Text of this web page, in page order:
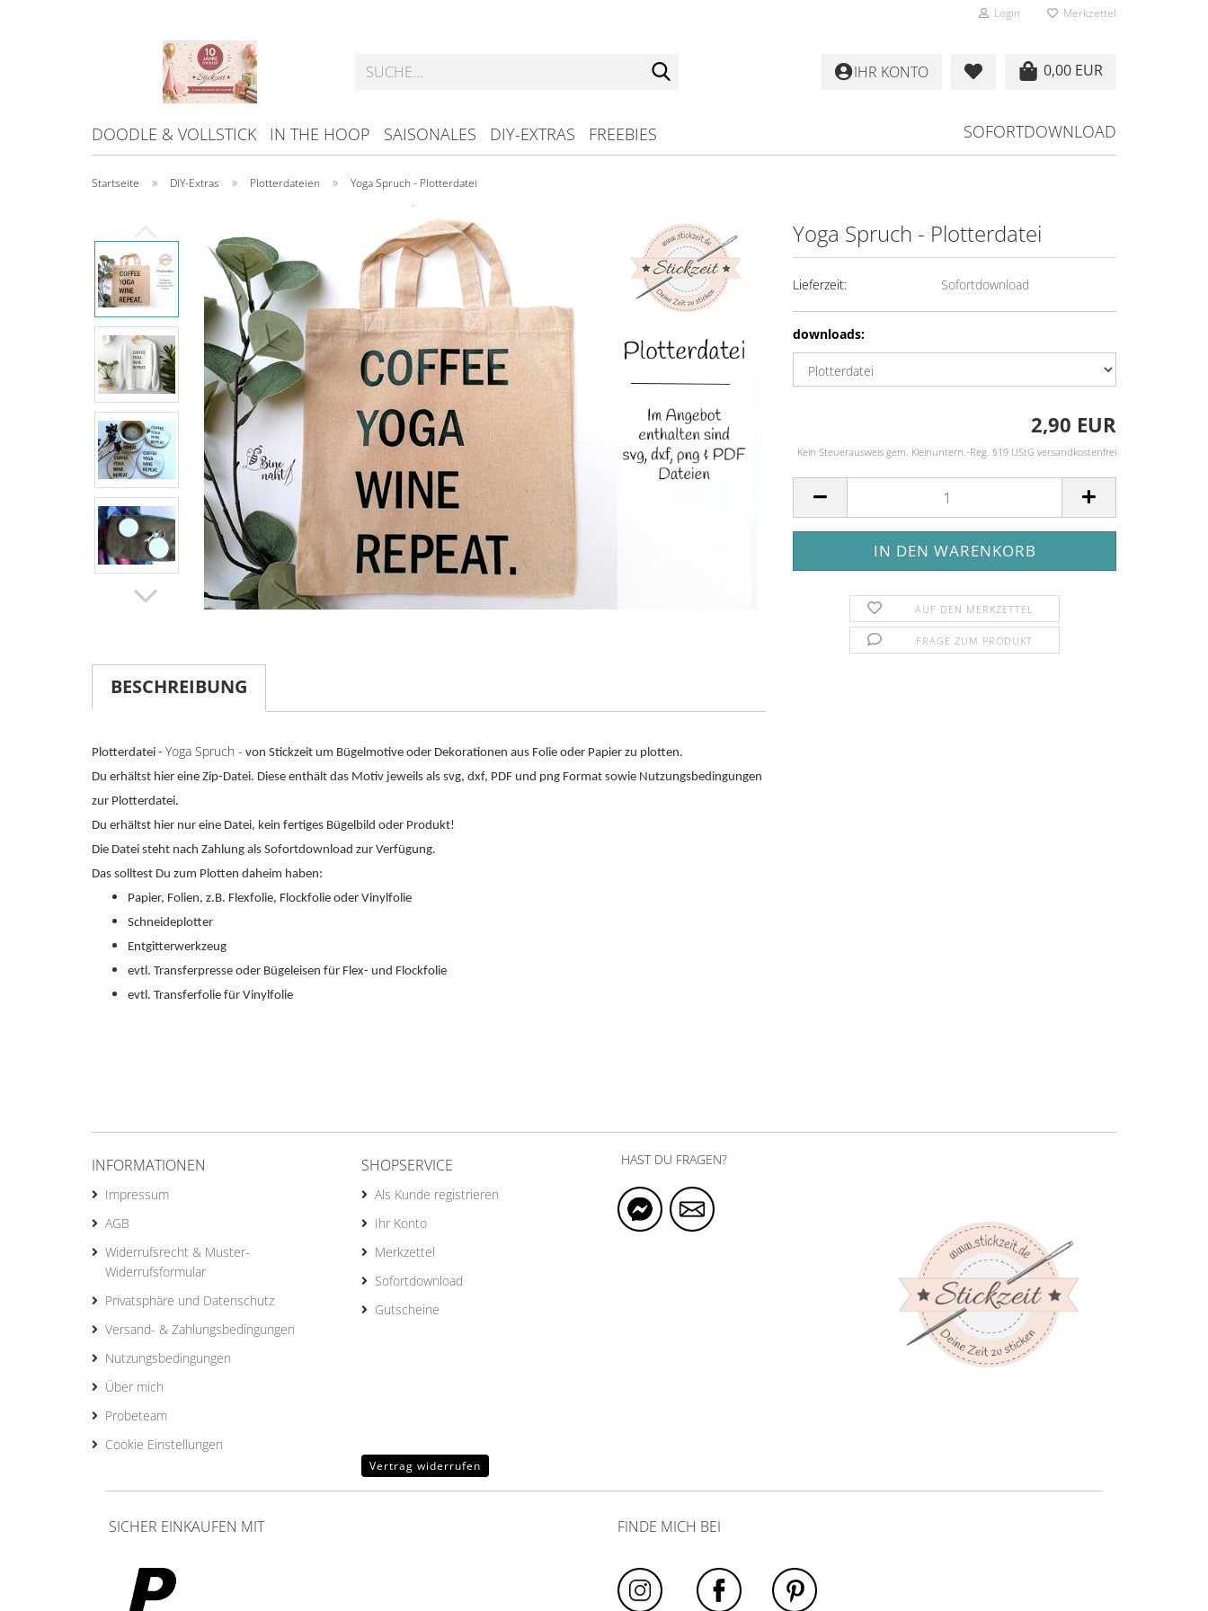
Login Merkzettel
0,00 EUR
IHR KONTO
DOODLE & VOLLSTICK IN THE HOOP SAISONALES DIY-EXTRAS FREEBIES SOFORTDOWNLOAD
Startseite » DIY-Extras » Plotterdateien » Yoga Spruch - Plotterdatei
Yoga Spruch - Plotterdatei
Lieferzeit: Sofortdownload
downloads:
2,90 EUR
Kein Steuerausweis gem. Kleinuntern.-Reg. §19 UStG versandkostenfrei
AUF DEN MERKZETTEL
FRAGE ZUM PRODUKT
BESCHREIBUNG
Plotterdatei - Yoga Spruch - von Stickzeit um Bügelmotive oder Dekorationen aus Folie oder Papier zu plotten.
Du erhältst hier eine Zip-Datei. Diese enthält das Motiv jeweils als svg, dxf, PDF und png Format sowie Nutzungsbedingungen
zur Plotterdatei.
Du erhältst hier nur eine Datei, kein fertiges Bügelbild oder Produkt!
Die Datei steht nach Zahlung als Sofortdownload zur Verfügung.
Das solltest Du zum Plotten daheim haben:
Papier, Folien, z.B. Flexfolie, Flockfolie oder Vinylfolie
Schneideplotter
Entgitterwerkzeug
evtl. Transferpresse oder Bügeleisen für Flex- und Flockfolie
evtl. Transferfolie für Vinylfolie
INFORMATIONEN
Impressum
AGB
Widerrufsrecht & Muster-
Widerrufsformular
Privatsphäre und Datenschutz
Versand- & Zahlungsbedingungen
Nutzungsbedingungen
Über mich
Probeteam
Cookie Einstellungen
SHOPSERVICE
Als Kunde registrieren
Ihr Konto
Merkzettel
Sofortdownload
Gutscheine
HAST DU FRAGEN?
Vertrag widerrufen
SICHER EINKAUFEN MIT FINDE MICH BEI